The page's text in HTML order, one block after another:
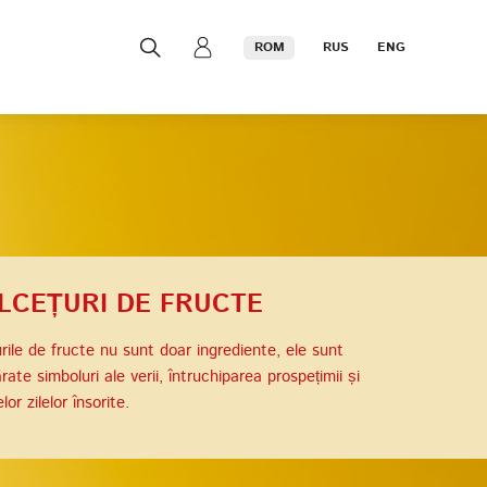
ROM RUS ENG
DE FRUCTE
de fructe nu sunt doar ingrediente, ele sunt
simboluri ale verii, întruchiparea prospețimii și
zilelor însorite.